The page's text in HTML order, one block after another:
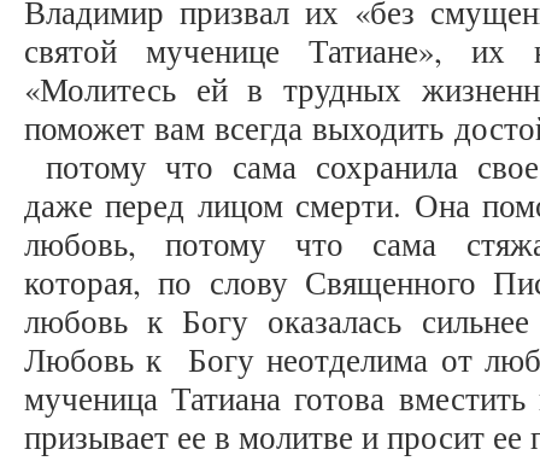
Владимир призвал их «без
святой мученице Татиане», их
«Молитесь ей в трудных
поможет вам всегда выходить
потому что сама сохранила
даже перед лицом смерти. Она
любовь, потому что сама
которая, по слову Священного
любовь к Богу оказалась
Любовь к Богу неотделима от
мученица Татиана готова
призывает ее в молитве и просит